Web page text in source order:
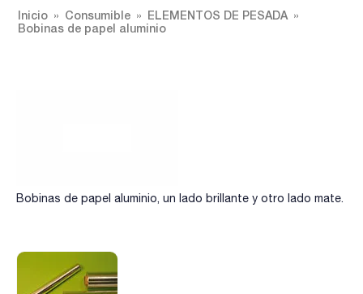
Inicio Consumible
ELEMENTOS DE PESADA
Bobinas de papel aluminio
Bobinas de papel aluminio, un lado brillante y otro lado mate.